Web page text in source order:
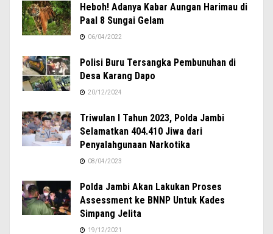
Heboh! Adanya Kabar Aungan Harimau di
Paal 8 Sungai Gelam
06/04/2022
Polisi Buru Tersangka Pembunuhan di
Desa Karang Dapo
20/12/2024
Triwulan I Tahun 2023, Polda Jambi
Selamatkan 404.410 Jiwa dari
Penyalahgunaan Narkotika
08/04/2023
Polda Jambi Akan Lakukan Proses
Assessment ke BNNP Untuk Kades
Simpang Jelita
19/12/2021